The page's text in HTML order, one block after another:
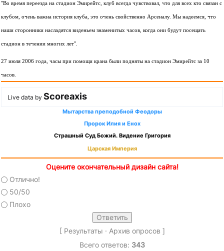
"Во время переезда на стадион Эмирейтс, клуб всегда чувствовал, что для всех кто связан с
клубом, очень важна история клуба, это очень свойственно Арсеналу. Мы надеемся, что
наши сторонники насладятся виденьем знаменитых часов, когда они будут посещать
стадион в течении многих лет".
27 июля 2006 года, часы при помощи крана были подняты на стадион Эмирейтс за 10
часов.
Live data by Scoreaxis
Мытарства преподобной Феодоры
Пророк Илия и Енох
Страшный Суд Божий. Видение Григория
Царская Империя
Оцените окончательный дизайн сайта!
Отлично!
50/50
Плохо
[ Результаты · Архив опросов ]
Всего ответов: 343